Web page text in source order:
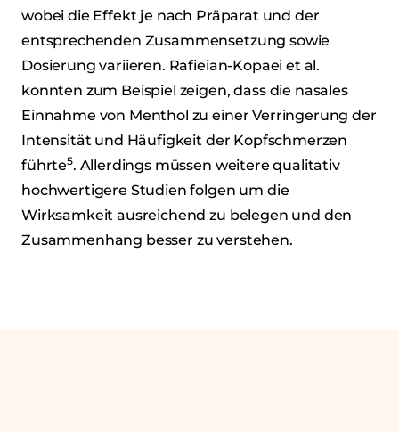
wobei die Effekt je nach Präparat und der
entsprechenden Zusammensetzung sowie
Dosierung variieren. Rafieian-Kopaei et al.
konnten zum Beispiel zeigen, dass die nasales
Einnahme von Menthol zu einer Verringerung der
Intensität und Häufigkeit der Kopfschmerzen
führte5. Allerdings müssen weitere qualitativ
hochwertigere Studien folgen um die
Wirksamkeit ausreichend zu belegen und den
Zusammenhang besser zu verstehen.